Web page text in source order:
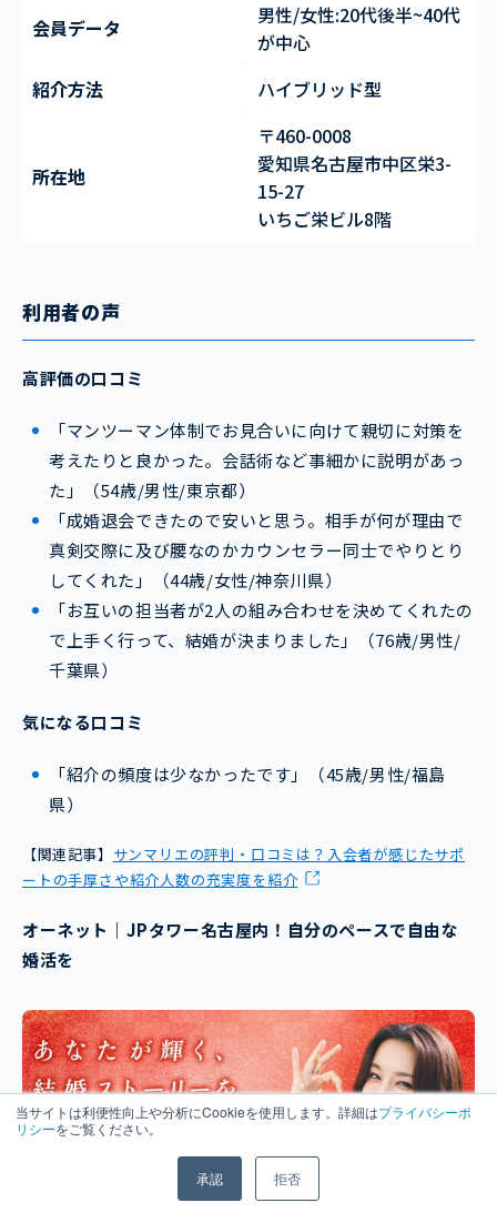
当サイトは利便性向上や分析にCookieを使用します。詳細はプライバシーポ
リシーをご覧ください。
承認 拒否
会員データ
男性/女性:20代後半~40代
が中心
紹介方法
ハイブリッド型
所在地
〒460-0008
愛知県名古屋市中区栄3-
15-27
いちご栄ビル8階
利用者の声
高評価の口コミ
「マンツーマン体制でお見合いに向けて親切に対策を
考えたりと良かった。会話術など事細かに説明があっ
た」（54歳/男性/東京都）
「成婚退会できたので安いと思う。相手が何が理由で
真剣交際に及び腰なのかカウンセラー同士でやりとり
してくれた」（44歳/女性/神奈川県）
「お互いの担当者が2人の組み合わせを決めてくれたの
で上手く行って、結婚が決まりました」（76歳/男性/
千葉県）
気になる口コミ
「紹介の頻度は少なかったです」（45歳/男性/福島
県）
【関連記事】 サンマリエの評判・口コミは？入会者が感じたサポ
ートの手厚さや紹介人数の充実度を紹介
オーネット｜JPタワー名古屋内！自分のペースで自由な
婚活を